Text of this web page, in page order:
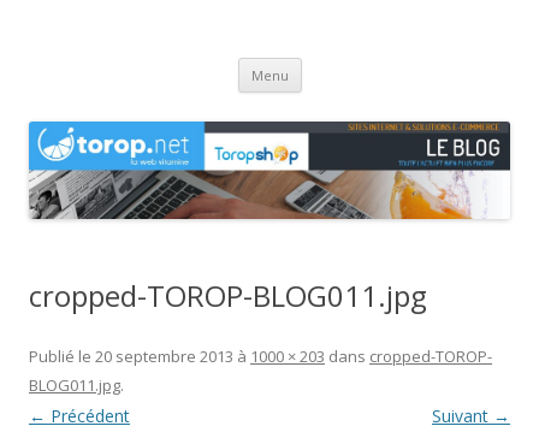
Menu Aller
contenu
cropped-TOROP-BLOG011.jpg
Publié le 20 septembre 2013 à 1000 × 203 dans cropped-TOROP-
BLOG011.jpg.
← Précédent Suivant →